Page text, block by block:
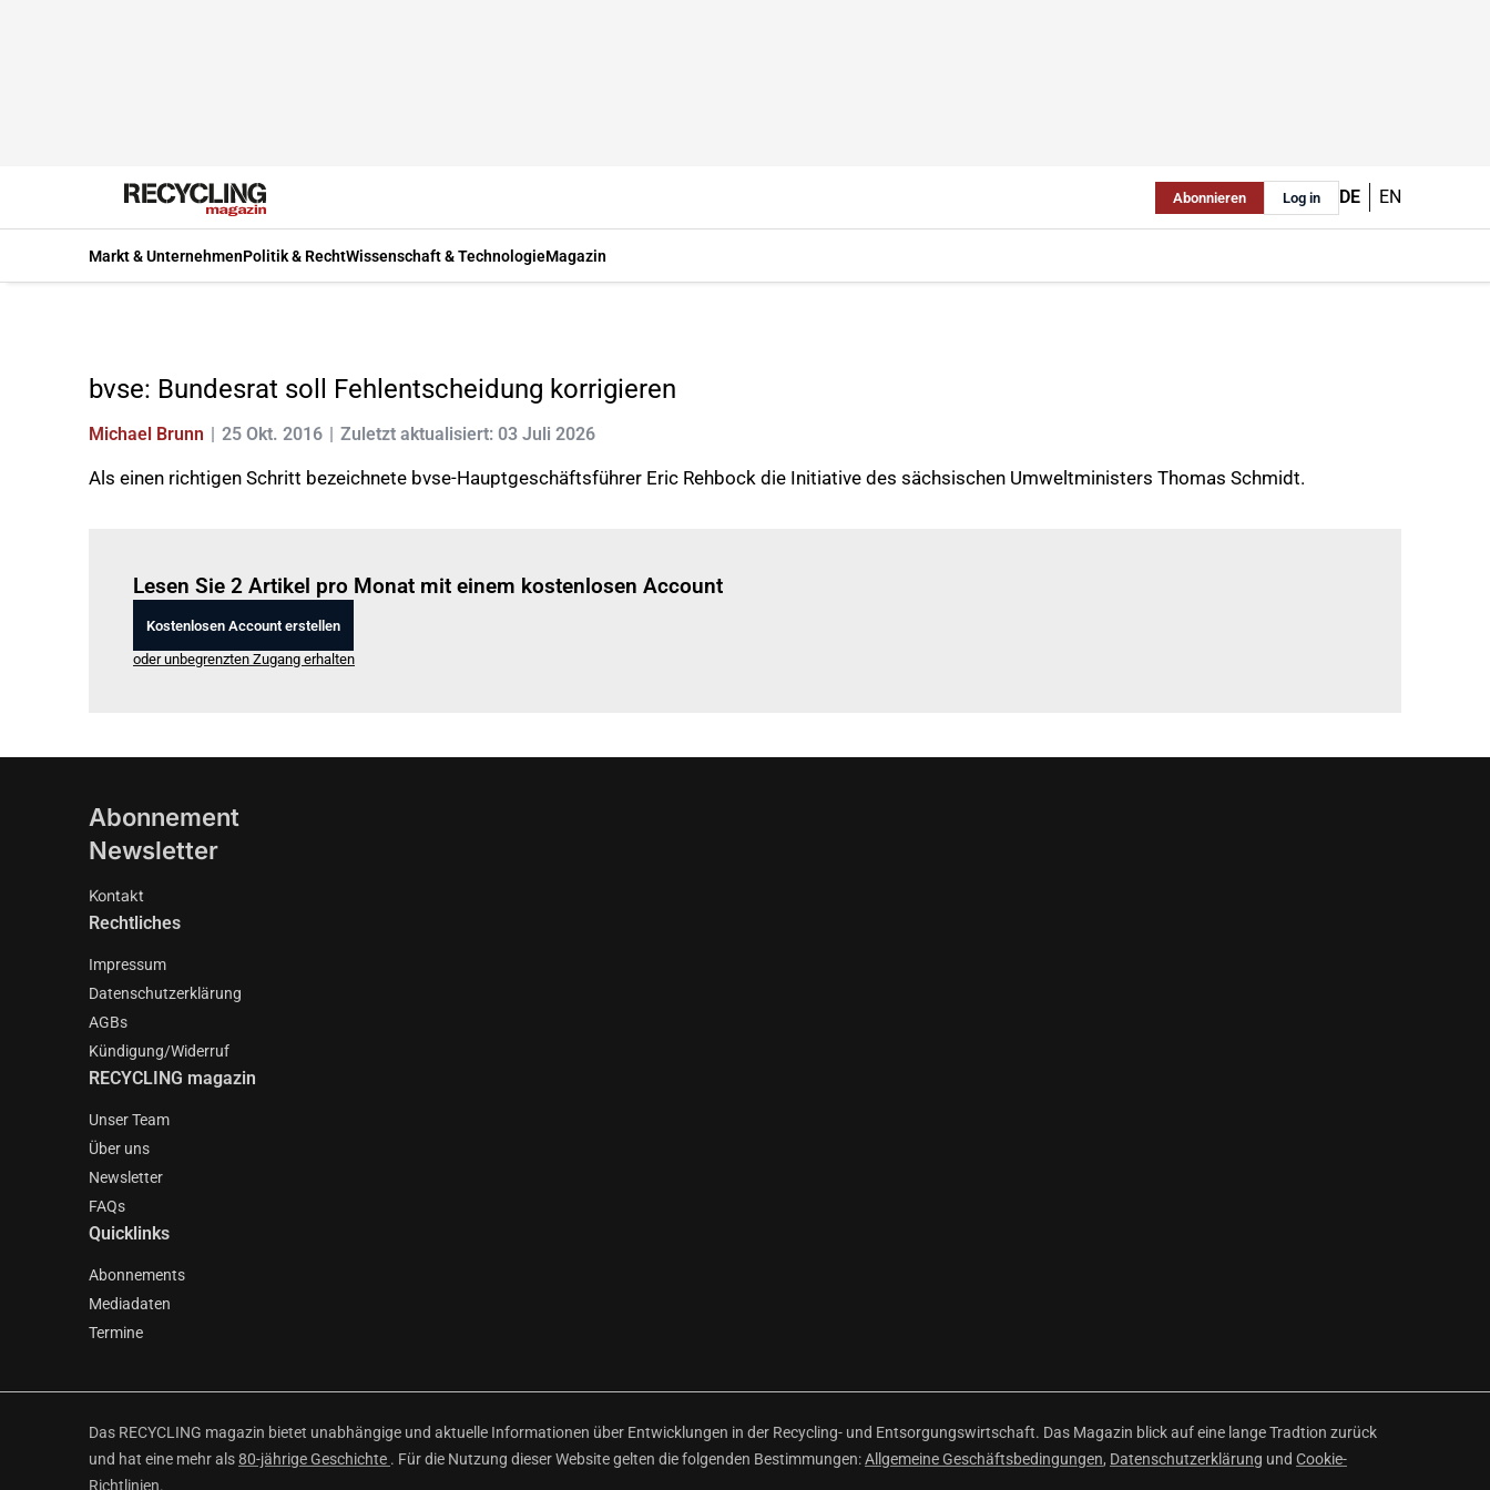
Abonnieren Log in DE EN
Markt & UnternehmenPolitik & RechtWissenschaft & TechnologieMagazin
bvse: Bundesrat soll Fehlentscheidung korrigieren
Michael Brunn 25 Okt. 2016 Zuletzt aktualisiert: 03 Juli 2026
Als einen richtigen Schritt bezeichnete bvse-Hauptgeschäftsführer Eric Rehbock die Initiative des sächsischen Umweltministers Thomas Schmidt.
Lesen Sie 2 Artikel pro Monat mit einem kostenlosen Account
Kostenlosen Account erstellen
oder unbegrenzten Zugang erhalten
Abonnement
Newsletter
Kontakt
Rechtliches
Impressum
Datenschutzerklärung
AGBs
Kündigung/Widerruf
RECYCLING magazin
Unser Team
Über uns
Newsletter
FAQs
Quicklinks
Abonnements
Mediadaten
Termine
Das RECYCLING magazin bietet unabhängige und aktuelle Informationen über Entwicklungen in der Recycling- und Entsorgungswirtschaft. Das Magazin blick auf eine lange Tradtion zurück
und hat eine mehr als80-jährige Geschichte . Für die Nutzung dieser Website gelten die folgenden Bestimmungen:Allgemeine Geschäftsbedingungen, Datenschutzerklärung und Cookie-
Richtlinien.